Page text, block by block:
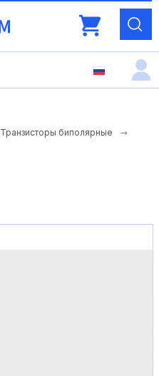
Транзисторы биполярные